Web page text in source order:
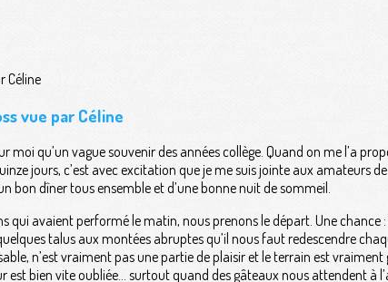
vue par Céline
qu’un vague souvenir des années collège. Quand on me l’a
jours, c’est avec excitation que je me suis jointe aux amateurs
bon dîner tous ensemble et d’une bonne nuit de sommeil.
qui avaient performé le matin, nous prenons le départ. Une chance
talus aux montées abruptes qu’il nous faut redescendre
n’est vraiment pas une partie de plaisir et le terrain est
bien vite oubliée… surtout quand des gâteaux nous attendent à